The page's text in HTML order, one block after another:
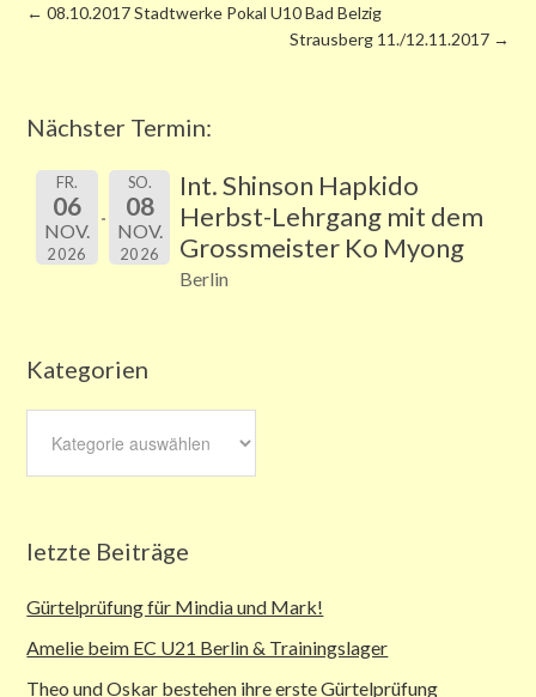
← 08.10.2017 Stadtwerke Pokal U10 Bad Belzig
Strausberg 11./12.11.2017 →
Nächster Termin:
FR.
06
NOV.
2026
SO.
08
NOV.
2026
Int. Shinson Hapkido
Herbst-Lehrgang mit dem
Grossmeister Ko Myong
Berlin
Kategorien
letzte Beiträge
Gürtelprüfung für Mindia und Mark!
Amelie beim EC U21 Berlin & Trainingslager
Theo und Oskar bestehen ihre erste Gürtelprüfung